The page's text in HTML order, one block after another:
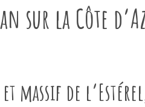
sur la Côte
massif de